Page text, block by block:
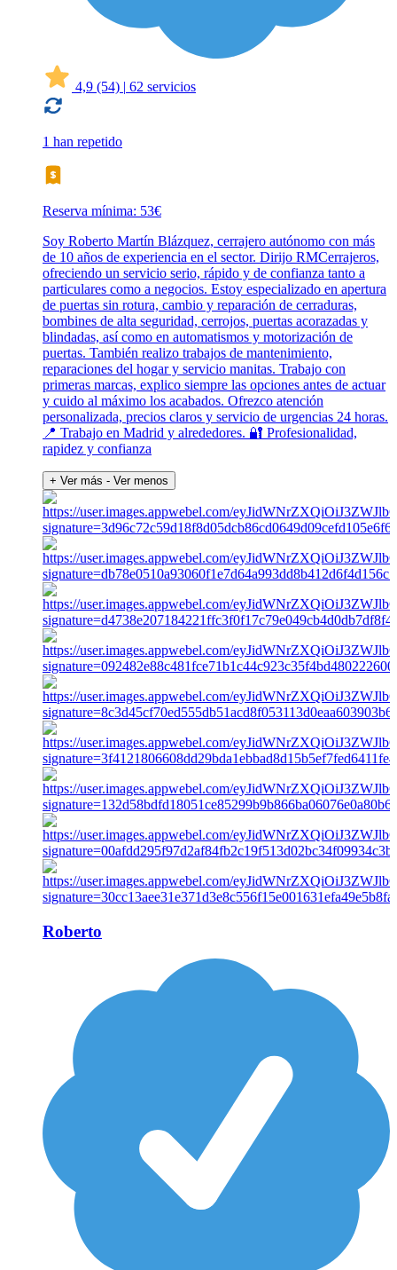
4,9 (54) | 62 servicios
1 han repetido
Reserva mínima: 53€
Soy Roberto Martín Blázquez, cerrajero autónomo con más
de 10 años de experiencia en el sector. Dirijo RMCerrajeros,
ofreciendo un servicio serio, rápido y de confianza tanto a
particulares como a negocios. Estoy especializado en apertura
de puertas sin rotura, cambio y reparación de cerraduras,
bombines de alta seguridad, cerrojos, puertas acorazadas y
blindadas, así como en automatismos y motorización de
puertas. También realizo trabajos de mantenimiento,
reparaciones del hogar y servicio manitas. Trabajo con
primeras marcas, explico siempre las opciones antes de actuar
y cuido al máximo los acabados. Ofrezco atención
personalizada, precios claros y servicio de urgencias 24 horas.
📍 Trabajo en Madrid y alrededores. 🔐 Profesionalidad,
rapidez y confianza
+ Ver más - Ver menos
Roberto